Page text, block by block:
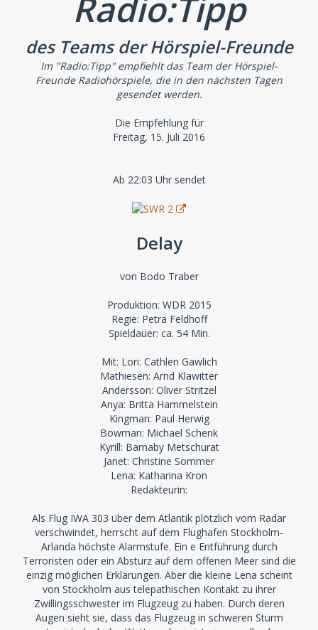
des Teams der Hörspiel-Freunde
Im "Radio:Tipp" empfiehlt das Team der Hörspiel-
Freunde Radiohörspiele, die in den nächsten Tagen
gesendet werden.
Die Empfehlung für
Freitag, 15. Juli 2016
Ab 22:03 Uhr sendet
Delay
von Bodo Traber
Produktion: WDR 2015
Regie: Petra Feldhoff
Spieldauer: ca. 54 Min.
Mit: Lori: Cathlen Gawlich
Mathiesen: Arnd Klawitter
Andersson: Oliver Stritzel
Anya: Britta Hammelstein
Kingman: Paul Herwig
Bowman: Michael Schenk
Kyrill: Barnaby Metschurat
Janet: Christine Sommer
Lena: Katharina Kron
Redakteurin:
Als Flug IWA 303 über dem Atlantik plötzlich vom Radar
verschwindet, herrscht auf dem Flughafen Stockholm-
Arlanda höchste Alarmstufe. Ein e Entführung durch
Terroristen oder ein Absturz auf dem offenen Meer sind die
einzig möglichen Erklärungen. Aber die kleine Lena scheint
von Stockholm aus telepathischen Kontakt zu ihrer
Zwillingsschwester im Flugzeug zu haben. Durch deren
Augen sieht sie, dass das Flugzeug in schweren Sturm